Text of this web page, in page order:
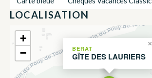
LOCALISATION
BERAT
GÎTE DES LAURIERS
×
+
−